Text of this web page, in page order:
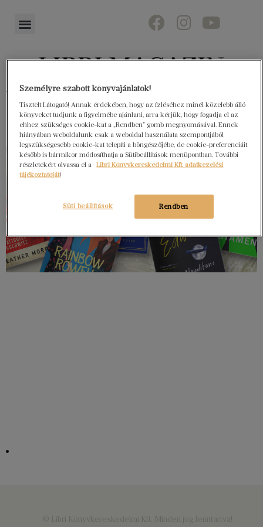
Könyvektől az olvasókig
Személyre szabott könyvajánlatok!
Tisztelt Látogató! Annak érdekében, hogy az ízléséhez minél közelebb álló
könyveket tudjunk a figyelmébe ajánlani, arra kérjük, hogy fogadja el az
ehhez szükséges cookie-kat a „Rendben” gomb megnyomásával. Ennek
hiányában weboldalunk csak a weboldal használata szempontjából
legszükségesebb cookie-kat telepíti a böngészőjébe, de cookie-preferenciáit
később is bármikor módosíthatja a Sütibeállítások menüpontban. További
részletekért olvassa el a
Libri Könyvkereskedelmi Kft. adatkezelési
tájékoztatóját!
Rendben
Süti beállítások